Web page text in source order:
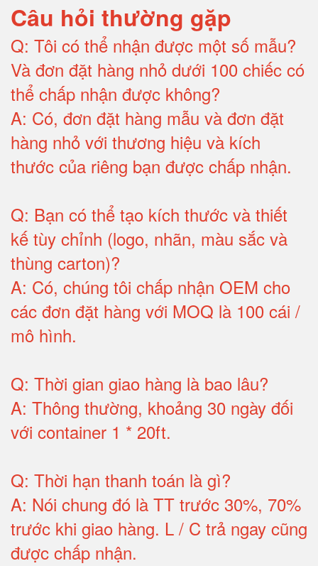
Câu hỏi thường gặp
Q: Tôi có thể nhận được một số mẫu?
Và đơn đặt hàng nhỏ dưới 100 chiếc có
thể chấp nhận được không?
A: Có, đơn đặt hàng mẫu và đơn đặt
hàng nhỏ với thương hiệu và kích
thước của riêng bạn được chấp nhận.
Q: Bạn có thể tạo kích thước và thiết
kế tùy chỉnh (logo, nhãn, màu sắc và
thùng carton)?
A: Có, chúng tôi chấp nhận OEM cho
các đơn đặt hàng với MOQ là 100 cái /
mô hình.
Q: Thời gian giao hàng là bao lâu?
A: Thông thường, khoảng 30 ngày đối
với container 1 * 20ft.
Q: Thời hạn thanh toán là gì?
A: Nói chung đó là TT trước 30%, 70%
trước khi giao hàng. L / C trả ngay cũng
được chấp nhận.